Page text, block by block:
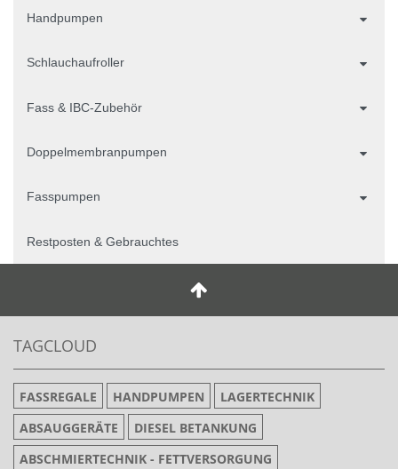
Handpumpen
Schlauchaufroller
Fass & IBC-Zubehör
Doppelmembranpumpen
Fasspumpen
Restposten & Gebrauchtes
TAGCLOUD
FASSREGALE HANDPUMPEN
LAGERTECHNIK
ABSAUGGERÄTE
DIESEL BETANKUNG
ABSCHMIERTECHNIK - FETTVERSORGUNG